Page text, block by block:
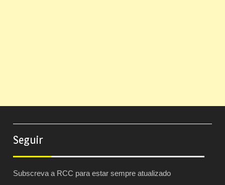
Seguir
Subscreva a RCC para estar sempre atualizado